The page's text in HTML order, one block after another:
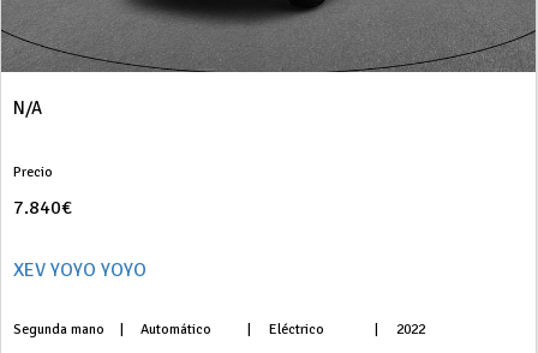
N/A
Precio
7.840€
XEV YOYO YOYO
Segunda mano Automático Eléctrico 2022